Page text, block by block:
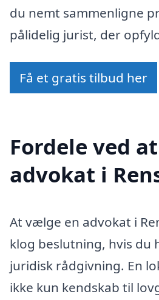
du nemt sammenligne
pålidelig jurist, der
Få et gratis tilbud her
Fordele ved
advokat i
At vælge en advokat i
klog beslutning, hvis du
juridisk rådgivning. En
ikke kun kendskab til